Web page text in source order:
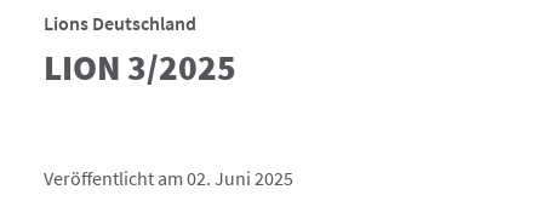
Lions Deutschland
LION 3/2025
Veröffentlicht am 02. Juni 2025